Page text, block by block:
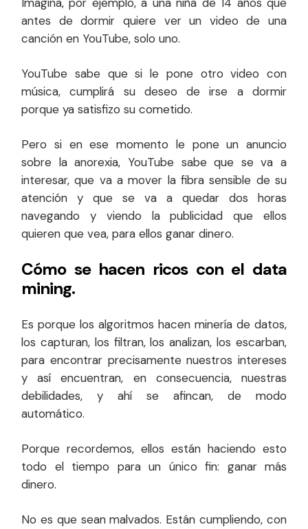
antes de dormir quiere ver un video de una
canción en YouTube, solo uno.
YouTube sabe que si le pone otro video con
música, cumplirá su deseo de irse a dormir
porque ya satisfizo su cometido.
Pero si en ese momento le pone un anuncio
sobre la anorexia, YouTube sabe que se va a
interesar, que va a mover la fibra sensible de su
atención y que se va a quedar dos horas
navegando y viendo la publicidad que ellos
quieren que vea, para ellos ganar dinero.
Cómo se hacen ricos con el data
mining.
Es porque los algoritmos hacen minería de datos,
los capturan, los filtran, los analizan, los escarban,
para encontrar precisamente nuestros intereses
y así encuentran, en consecuencia, nuestras
debilidades, y ahí se afincan, de modo
automático.
Porque recordemos, ellos están haciendo esto
todo el tiempo para un único fin: ganar más
dinero.
No es que sean malvados. Están cumpliendo, con